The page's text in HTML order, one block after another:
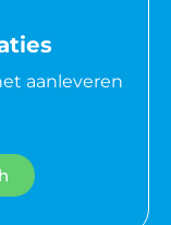
aanleveren